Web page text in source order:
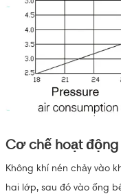
Cơ chế hoạt động
Không khí nén chảy vào
hai lớp, sau đó vào ống